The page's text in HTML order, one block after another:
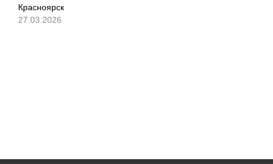
Красноярск
27.03.2026